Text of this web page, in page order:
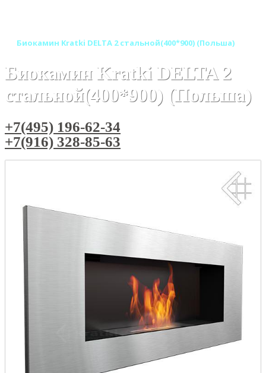
Биокамин Kratki DELTA 2 стальной(400*900) (Польша)
Биокамин Kratki DELTA 2
стальной(400*900) (Польша)
+7(495) 196-62-34
+7(916) 328-85-63